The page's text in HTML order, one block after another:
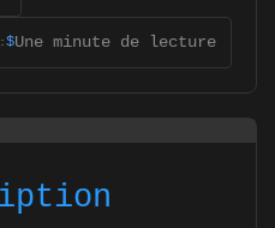
$Une minute de lecture